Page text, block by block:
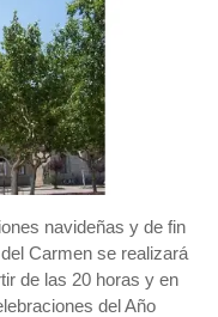
navideñas y de fin
Carmen se realizará
de las 20 horas y en
del Año